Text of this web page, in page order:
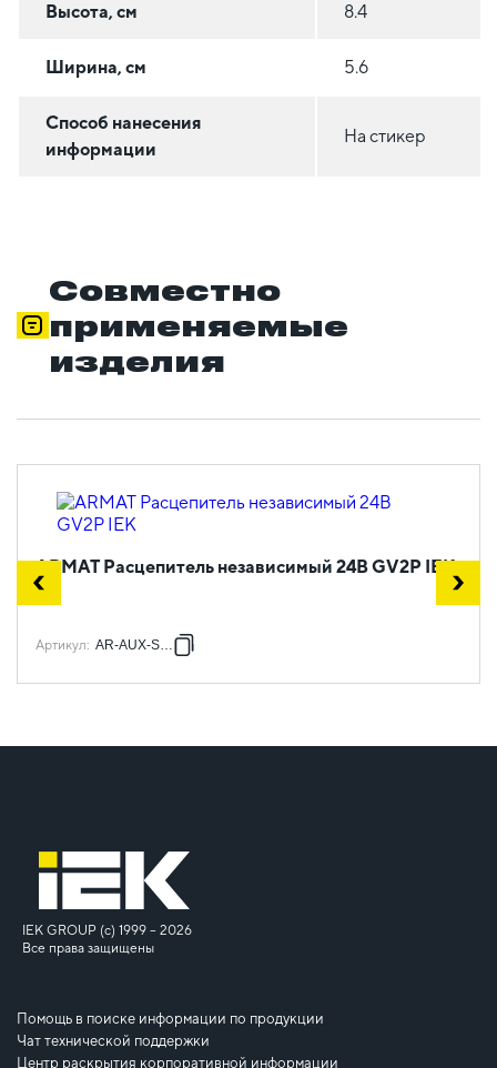
Высота, см 8.4
Ширина, см 5.6
Способ нанесения
информации
На стикер
Совместно
применяемые
изделия
ARMAT Расцепитель независимый 24В GV2P IEK
Артикул: AR-AUX-SN03
IEK GROUP (c) 1999 – 2026
Все права защищены
Помощь в поиске информации по продукции
Чат технической поддержки
Центр раскрытия корпоративной информации